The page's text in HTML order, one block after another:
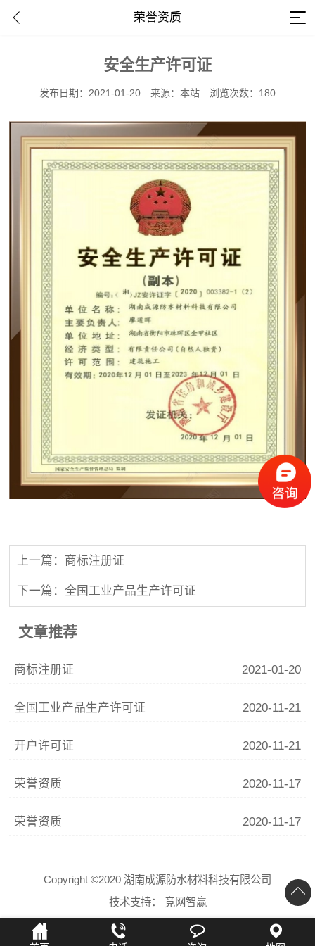
荣誉资质
安全生产许可证
发布日期：2021-01-20 来源：本站 浏览次数：180
上一篇：商标注册证
下一篇：全国工业产品生产许可证
文章推荐
商标注册证 2021-01-20
全国工业产品生产许可证 2020-11-21
开户许可证 2020-11-21
荣誉资质 2020-11-17
荣誉资质 2020-11-17
Copyright ©2020 湖南成源防水材料科技有限公司
技术支持：
竞网智赢